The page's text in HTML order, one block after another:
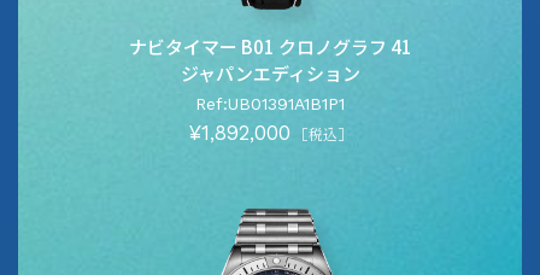
ナビタイマー B01 クロノグラフ 41
ジャパンエディション
Ref:UB01391A1B1P1
¥1,892,000 ［税込］